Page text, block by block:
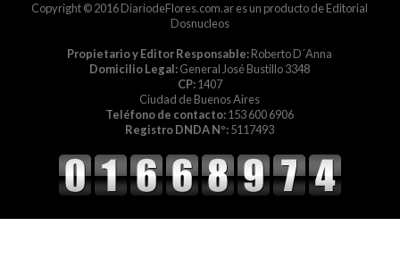
Copyright © 2016 DiariodeFlores.com.ar es un producto de Editorial
Dosnucleos
Propietario y Editor Responsable:Roberto D´Anna
Domicilio Legal:General José Bustillo 3348
CP:1407
Ciudad de Buenos Aires
Teléfono de contacto:153 600 6906
Registro DNDA Nº:5117493